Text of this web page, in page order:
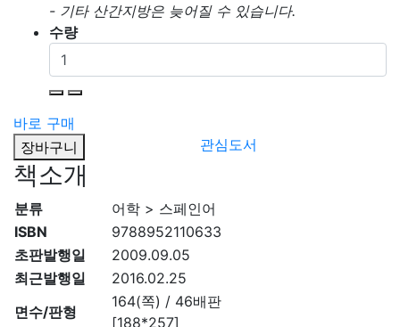
- 기타 산간지방은 늦어질 수 있습니다.
수량
바로 구매
장바구니
관심도서
책소개
분류
어학 > 스페인어
ISBN
9788952110633
초판발행일
2009.09.05
최근발행일
2016.02.25
면수/판형
164(쪽) / 46배판
[188*257]